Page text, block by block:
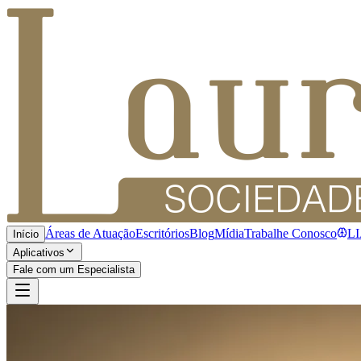
Início Áreas de AtuaçãoEscritóriosBlogMídiaTrabalhe Conosco
Aplicativos
Fale com um Especialista